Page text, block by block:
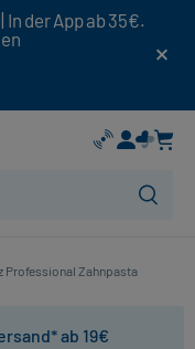
der App ab 35€.
Professional Zahnpasta
ab 19€